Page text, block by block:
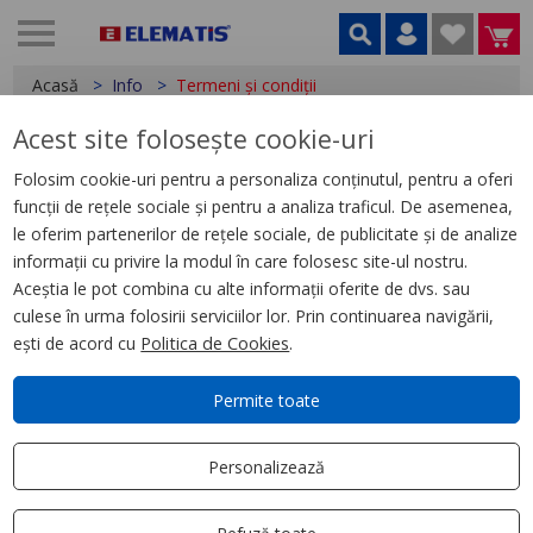
Acasă Info Termeni și condiții
Prelucrarea datelor cu caracter personal
Date cu caracter personal
Despre noi
Cum comand?
Cum se livrează?
Cum returnez?
Informații stoc produse
Modalități de plată
Voucher
Cookies
Termeni și condiții
Contact
Acest site folosește cookie-uri
Folosim cookie-uri pentru a personaliza conținutul, pentru a oferi
funcții de rețele sociale și pentru a analiza traficul. De asemenea,
le oferim partenerilor de rețele sociale, de publicitate și de analize
informații cu privire la modul în care folosesc site-ul nostru.
Aceștia le pot combina cu alte informații oferite de dvs. sau
culese în urma folosirii serviciilor lor. Prin continuarea navigării,
ești de acord cu Politica de Cookies.
Permite toate
Personalizează